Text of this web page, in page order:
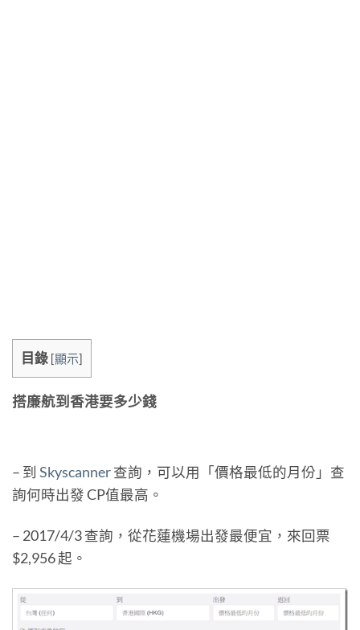
目錄 [顯示]
搭廉航到香港要多少錢
– 到 Skyscanner查詢，可以用「價格最低的月份」查
詢何時出發 CP值最高。
– 2017/4/3 查詢，從花蓮機場出發最便宜，來回票
$2,956 起。